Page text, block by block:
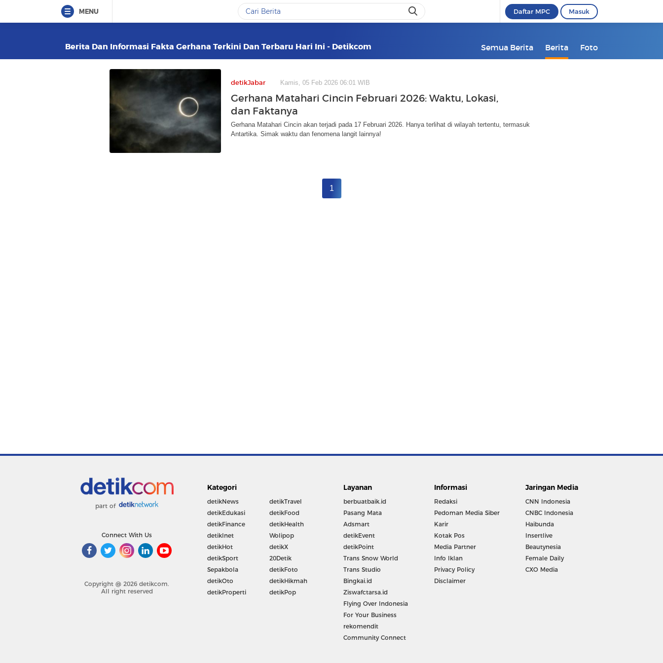
MENU Daftar MPC Masuk
Berita Dan Informasi Fakta Gerhana Terkini Dan Terbaru Hari Ini - Detikcom Semua Berita Berita Foto
detikJabar Kamis, 05 Feb 2026 06:01 WIB
Gerhana Matahari Cincin Februari 2026: Waktu, Lokasi,
dan Faktanya
Gerhana Matahari Cincin akan terjadi pada 17 Februari 2026. Hanya terlihat di wilayah tertentu, termasuk
Antartika. Simak waktu dan fenomena langit lainnya!
1
part of
Connect With Us
Copyright @ 2026 detikcom.
All right reserved
Kategori
detikNews
detikEdukasi
detikFinance
detikInet
detikHot
detikSport
Sepakbola
detikOto
detikProperti
detikTravel
detikFood
detikHealth
Wolipop
detikX
20Detik
detikFoto
detikHikmah
detikPop
Layanan
berbuatbaik.id
Pasang Mata
Adsmart
detikEvent
detikPoint
Trans Snow World
Trans Studio
Bingkai.id
Ziswafctarsa.id
Flying Over Indonesia
For Your Business
rekomendit
Community Connect
Informasi
Redaksi
Pedoman Media Siber
Karir
Kotak Pos
Media Partner
Info Iklan
Privacy Policy
Disclaimer
Jaringan Media
CNN Indonesia
CNBC Indonesia
Haibunda
Insertlive
Beautynesia
Female Daily
CXO Media